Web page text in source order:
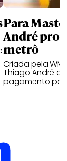
Para
André
metrô
Criada pela
Thiago André
pagamento por